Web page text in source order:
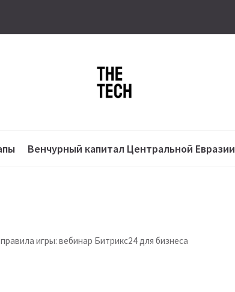
Венчурный капитал Центральной Евразии
игры: вебинар Битрикс24 для бизнеса